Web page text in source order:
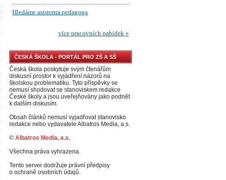
ČESKÁ ŠKOLA - PORTÁL PRO ZŠ A SŠ
Česká škola poskytuje svým čtenářům
diskusní prostor k vyjádření názorů na
školskou problematiku. Tyto příspěvky se
nemusí shodovat se stanoviskem redakce
České školy a jsou uveřejňovány jako podnět
k dalším diskusím.
Obsah článků nemusí vyjadřovat stanovisko
redakce nebo vydavatele Albatros Media, a.s.
© Albatros Media, a.s.
Všechna práva vyhrazena.
Tento server dodržuje právní předpisy
o ochraně osobních údajů.